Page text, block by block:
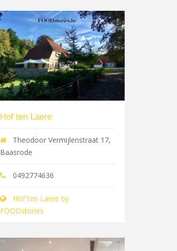
Hof ten Laere
Theodoor Vermijlenstraat 17,
Baasrode
0492774636
Hof ten Laere by
FOODstories